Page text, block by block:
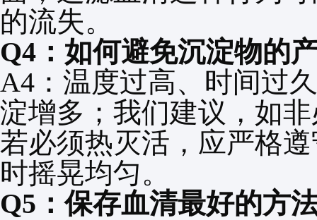
的流失。
Q4 ：如何避免沉淀物的
A4 ：温度过高、时间过
淀增多；我们建议，如
若必须热灭活，应严格
时摇晃均匀。
Q5 ：保存血清最好的方